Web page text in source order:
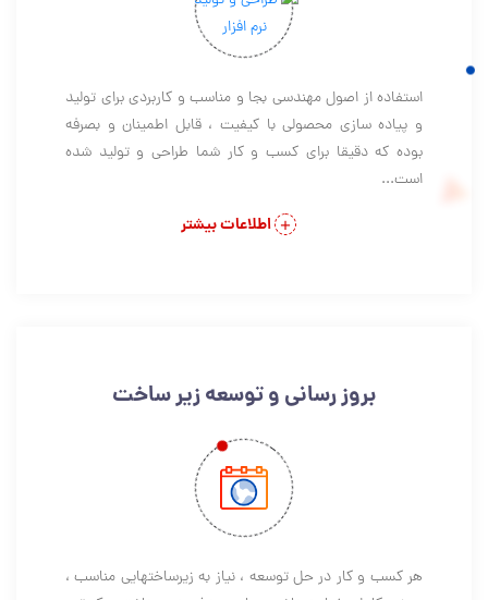
استفاده از اصول مهندسی بجا و مناسب و کاربردی برای تولید
و پیاده سازی محصولی با کیفیت ، قابل اطمینان و بصرفه
بوده که دقیقا برای کسب و کار شما طراحی و تولید شده
است...
اطلاعات بیشتر
بروز رسانی و توسعه زیر ساخت
هر کسب و کار در حل توسعه ، نیاز به زیرساختهایی مناسب ،